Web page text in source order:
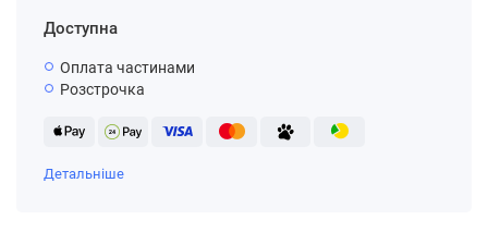
Доступна
Оплата частинами
Розстрочка
Детальніше